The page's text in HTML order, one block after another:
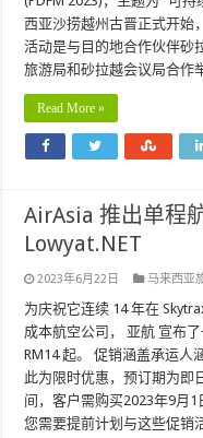
西亚沙捞越州古晋正式开始
活动是与目的地合作伙伴砂
旅游局和砂拉越会议局合作
Read More »
AirAsia 推出单程
Lowyat.NET
2023年6月22日 马来西亚
为庆祝它连续 14 年在
成本航空公司， 亚航 宣布
RM14 起。 促销涵盖承运人
此为限时优惠，预订期为即
间，客户需购买2023年9月
您需要提前计划与这些促销